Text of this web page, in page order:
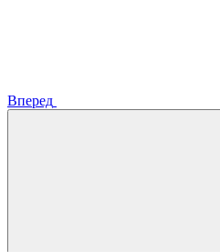
Вперед